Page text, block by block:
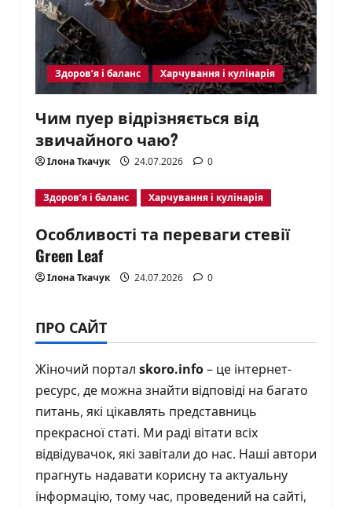
Здоров’я і баланс Харчування і кулінарія
Чим пуер відрізняється від
звичайного чаю?
Ілона Ткачук 24.07.2026 0
Здоров’я і баланс Харчування і кулінарія
Особливості та переваги стевії
Green Leaf
Ілона Ткачук 24.07.2026 0
ПРО САЙТ
Жіночий портал skoro.info– це інтернет-
ресурс, де можна знайти відповіді на багато
питань, які цікавлять представниць
прекрасної статі. Ми раді вітати всіх
відвідувачок, які завітали до нас. Наші автори
прагнуть надавати корисну та актуальну
інформацію, тому час, проведений на сайті,